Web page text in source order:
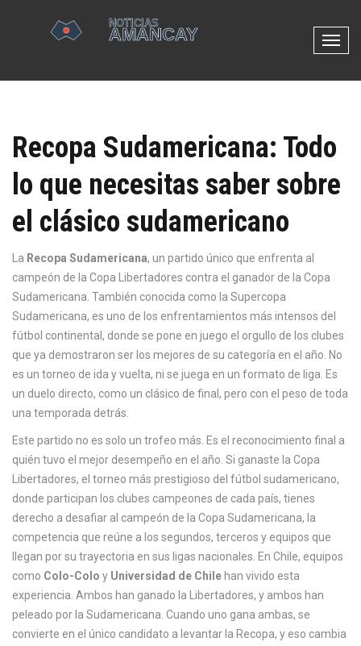
N
v
a
c
i
ó
l
a
n
c
a
Recopa Sudamericana: Todo
lo que necesitas saber sobre
el clásico sudamericano
La Recopa Sudamericana, un partido único que enfrenta al
campeón de la Copa Libertadores contra el ganador de la Copa
Sudamericana . También conocida como la Supercopa
Sudamericana, es uno de los enfrentamientos más intensos del
fútbol continental, donde se pone en juego el orgullo de los clubes
que ya demostraron ser los mejores de su categoría en el año . No
es un torneo de ida y vuelta, ni se juega en un formato de liga. Es
un duelo directo, como un clásico de final, pero con el peso de toda
una temporada detrás.
Este partido no es solo un trofeo más. Es el reconocimiento final a
quién tuvo el mejor desempeño en el año. Si ganaste la Copa
Libertadores, el torneo más prestigioso del fútbol sudamericano,
donde participan los clubes campeones de cada país, tienes
derecho a desafiar al campeón de la Copa Sudamericana, la
competencia que reúne a los segundos, terceros y equipos que
llegan por su trayectoria en sus ligas nacionales . En Chile, equipos
como Colo-Colo y Universidad de Chile han vivido esta
experiencia. Ambos han ganado la Libertadores, y ambos han
peleado por la Sudamericana. Cuando uno gana ambas, se
convierte en el único candidato a levantar la Recopa, y eso cambia